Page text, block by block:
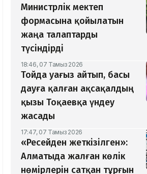
Министрлік мектеп
формасына қойылатын
жаңа талаптарды
түсіндірді
18:46, 07 Тамыз 2026
Тойда уағыз айтып, басы
дауға қалған ақсақалдың
қызы Тоқаевқа үндеу
жасады
17:47, 07 Тамыз 2026
«Ресейден жеткізілген»:
Алматыда жалған көлік
нөмірлерін сатқан тұрғын